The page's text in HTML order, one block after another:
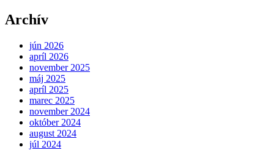
Archív
jún 2026
apríl 2026
november 2025
máj 2025
apríl 2025
marec 2025
november 2024
október 2024
august 2024
júl 2024